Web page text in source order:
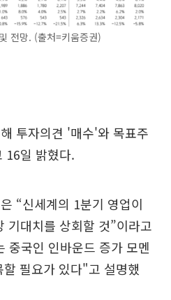
전망. (출처=키움증권)
투자의견 '매수'와 목표주
16일 밝혔다.
“신세계의 1분기 영업이
기대치를 상회할 것”이라고
중국인 인바운드 증가 모멘
필요가 있다"고 설명했